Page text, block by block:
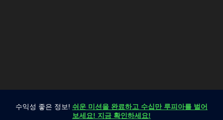
수익성 좋은 정보! 쉬운 미션을 완료하고 수십만 루피아를 벌어
보세요! 지금 확인하세요!